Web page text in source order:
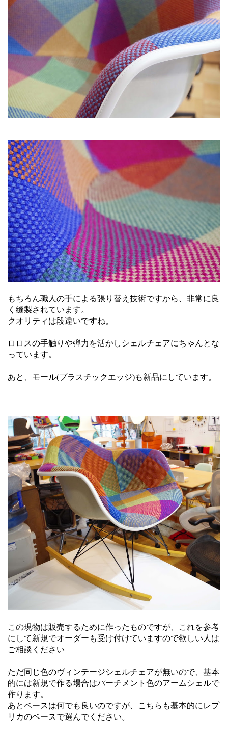
もちろん職人の手による張り替え技術ですから、非常に良
く縫製されています。
クオリティは段違いですね。
ロロスの手触りや弾力を活かしシェルチェアにちゃんとな
っています。
あと、モール(プラスチックエッジ)も新品にしています。
この現物は販売するために作ったものですが、これを参考
にして新規でオーダーも受け付けていますので欲しい人は
ご相談ください
ただ同じ色のヴィンテージシェルチェアが無いので、基本
的には新規で作る場合はパーチメント色のアームシェルで
作ります。
あとベースは何でも良いのですが、こちらも基本的にレプ
リカのベースで選んでください。